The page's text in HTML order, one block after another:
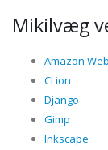
Mikilvæg
Amazon
CLion
Django
Gimp
Inkscape